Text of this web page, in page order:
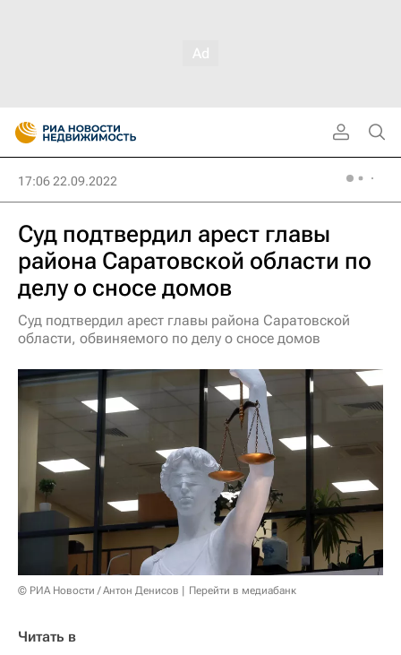
17:06 22.09.2022
Суд подтвердил арест главы
района Саратовской области по
делу о сносе домов
Суд подтвердил арест главы района Саратовской
области, обвиняемого по делу о сносе домов
© РИА Новости / Антон Денисов Перейти в медиабанк
Читать в